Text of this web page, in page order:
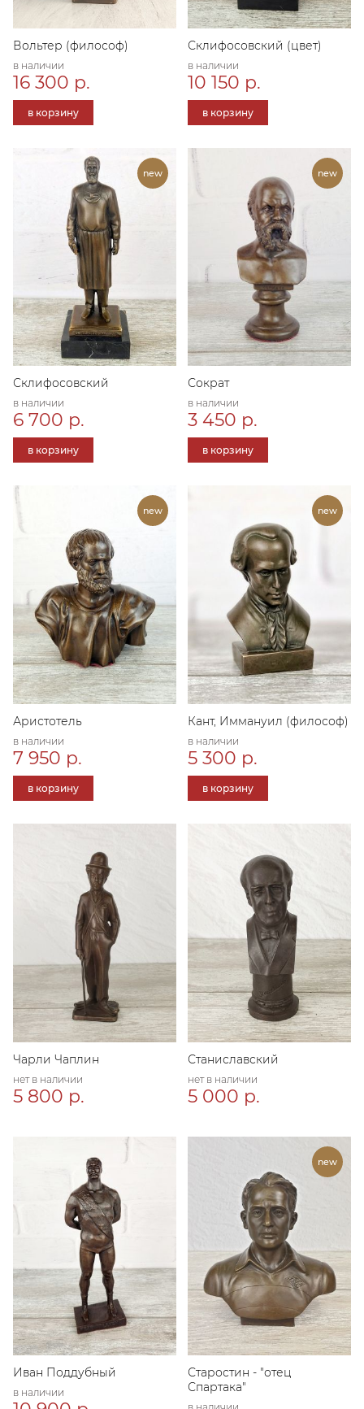
Вольтер (философ)
в наличии
16 300 р.
в корзину
Склифосовский (цвет)
в наличии
10 150 р.
в корзину
Склифосовский
в наличии
6 700 р.
в корзину
Сократ
в наличии
3 450 р.
в корзину
Аристотель
в наличии
7 950 р.
в корзину
Кант, Иммануил (философ)
в наличии
5 300 р.
в корзину
Чарли Чаплин
нет в наличии
5 800 р.
Станиславский
нет в наличии
5 000 р.
Иван Поддубный
в наличии
Старостин - "отец
Спартака"